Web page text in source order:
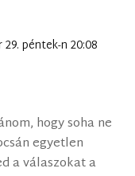
29. péntek-n 20:08
hogy soha ne
egyetlen
a válaszokat a